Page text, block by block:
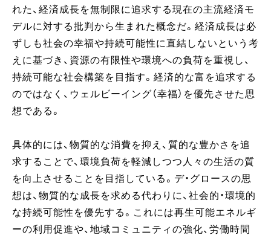
れた、経済成長を無制限に追求する現在の主流経済モ
デルに対する批判から生まれた概念だ。経済成長は必
ずしも社会の幸福や持続可能性に直結しないという考
えに基づき、資源の有限性や環境への負荷を重視し、
持続可能な社会構築を目指す。経済的な富を追求する
のではなく、ウェルビーイング（幸福）を優先させた思
想である。
具体的には、物質的な消費を抑え、質的な豊かさを追
求することで、環境負荷を軽減しつつ人々の生活の質
を向上させることを目指している。デ・グロースの思
想は、物質的な成長を求める代わりに、社会的・環境的
な持続可能性を優先する。これには再生可能エネルギ
ーの利用促進や、地域コミュニティの強化、労働時間